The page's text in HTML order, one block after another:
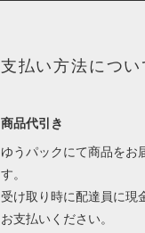
支払い方法につい
商品代引き
ゆうパックにて商品をお
す。
受け取り時に配達員に現
お支払いください。